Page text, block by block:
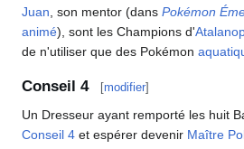
Juan , son mentor (dans Pokémon
animé), sont les Champions d'
de n'utiliser que des Pokémon
Conseil 4 [modifier]
Un Dresseur ayant remporté les huit
Conseil 4 et espérer devenir Maître